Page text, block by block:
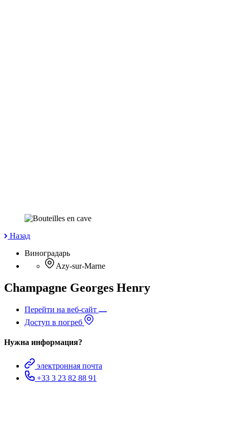
Назад
Виноградарь
Azy-sur-Marne
Champagne Georges Henry
Перейти на веб-сайт
Доступ в погреб
Нужна информация?
электронная почта
+33 3 23 82 88 91